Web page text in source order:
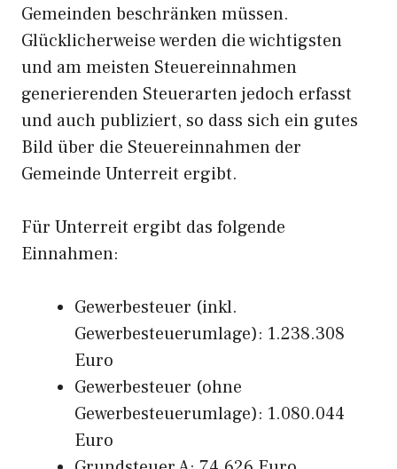
Gemeinden beschränken müssen.
Glücklicherweise werden die wichtigsten
und am meisten Steuereinnahmen
generierenden Steuerarten jedoch erfasst
und auch publiziert, so dass sich ein gutes
Bild über die Steuereinnahmen der
Gemeinde Unterreit ergibt.
Für Unterreit ergibt das folgende
Einnahmen:
Gewerbesteuer (inkl.
Gewerbesteuerumlage): 1.238.308
Euro
Gewerbesteuer (ohne
Gewerbesteuerumlage): 1.080.044
Euro